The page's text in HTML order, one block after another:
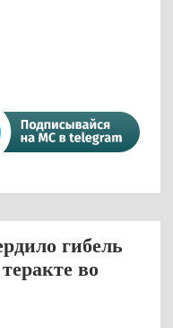
гибель
во